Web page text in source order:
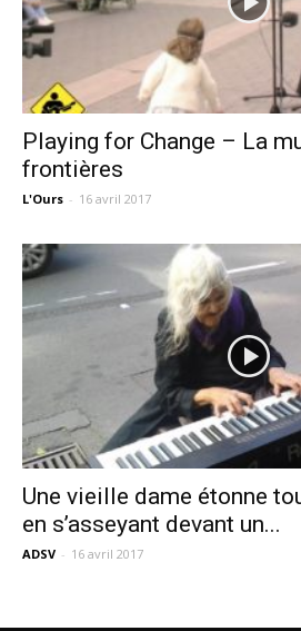
Playing for Change – La
frontières
L'Ours - 16 avril 2017
Une vieille dame étonne
en s’asseyant devant un...
ADSV - 16 avril 2017